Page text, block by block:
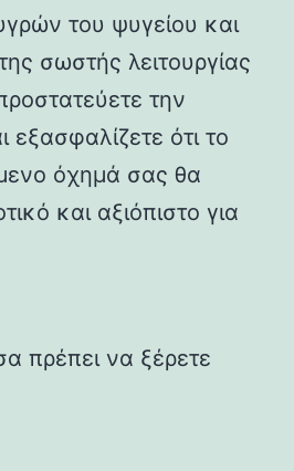
του ψυγείου και
σωστής λειτουργίας
την
ότι το
όχημά σας θα
και αξιόπιστο για
πρέπει να ξέρετε